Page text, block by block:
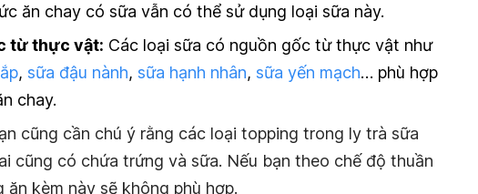
ăn chay có sữa vẫn có thể sử dụng loại sữa này.
từ thực vật: Các loại sữa có nguồn gốc từ thực vật như
, sữa đậu nành, sữa hạnh nhân, sữa yến mạch… phù hợp
chay.
cũng cần chú ý rằng các loại topping trong ly trà sữa
cũng có chứa trứng và sữa. Nếu bạn theo chế độ thuần
kèm này sẽ không phù hợp.